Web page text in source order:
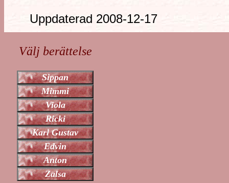
Uppdaterad 2008-12-17
Välj berättelse